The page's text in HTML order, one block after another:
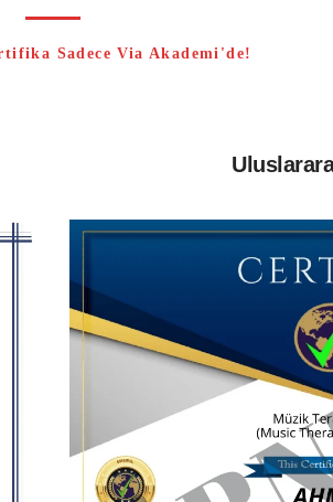
Sadece Via Akademi'de!